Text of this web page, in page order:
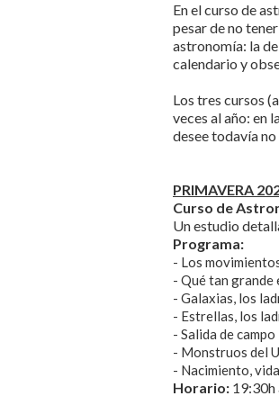
En el curso de
pesar de no
astronomía: la
calendario y
Los tres cursos
veces al año: en
desee todavía
PRIMAVERA
Curso de
Un estudio
Programa:
- Los
- Qué tan grande
- Galaxias, los
- Estrellas, los
- Salida de campo
- Monstruos del
- Nacimiento,
Horario: 19:30h